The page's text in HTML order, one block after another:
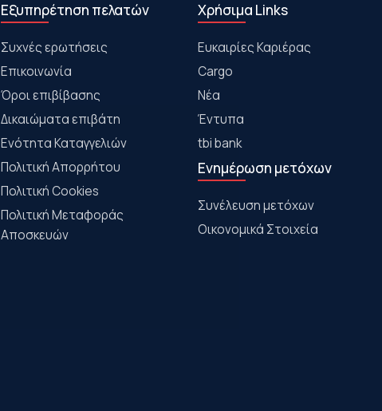
Εξυπηρέτηση πελατών
Συχνές ερωτήσεις
Επικοινωνία
Όροι επιβίβασης
Δικαιώματα επιβάτη
Ενότητα Καταγγελιών
Πολιτική Απορρήτου
Πολιτική Cookies
Πολιτική Μεταφοράς
Αποσκευών
Χρήσιμα Links
Ευκαιρίες Καριέρας
Cargo
Νέα
Έντυπα
tbi bank
Ενημέρωση μετόχων
Συνέλευση μετόχων
Οικονομικά Στοιχεία